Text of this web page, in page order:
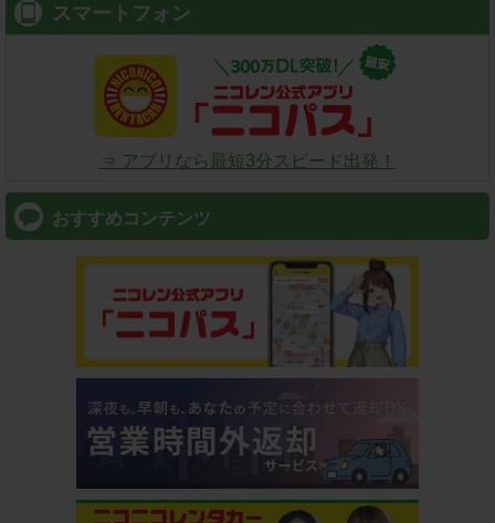
スマートフォン
⇒ アプリなら最短3分スピード出発！
おすすめコンテンツ